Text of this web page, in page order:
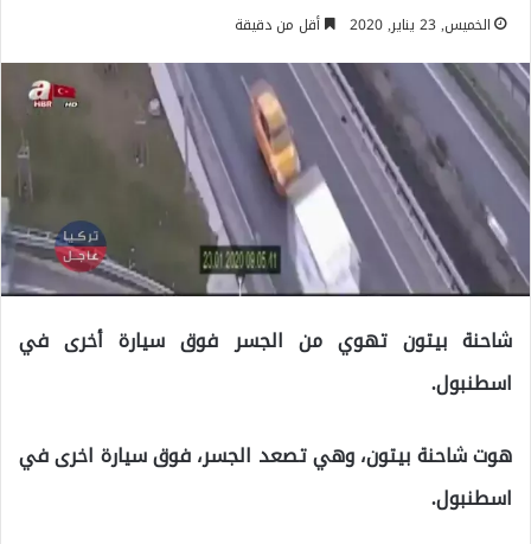
الخميس, 23 يناير, 2020 أقل من دقيقة
شاحنة بيتون تهوي من الجسر فوق سيارة أخرى في
اسطنبول.
هوت شاحنة بيتون، وهي تصعد الجسر، فوق سيارة اخرى في
اسطنبول.